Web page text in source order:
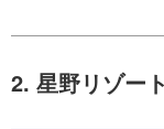
2. 星野リゾー